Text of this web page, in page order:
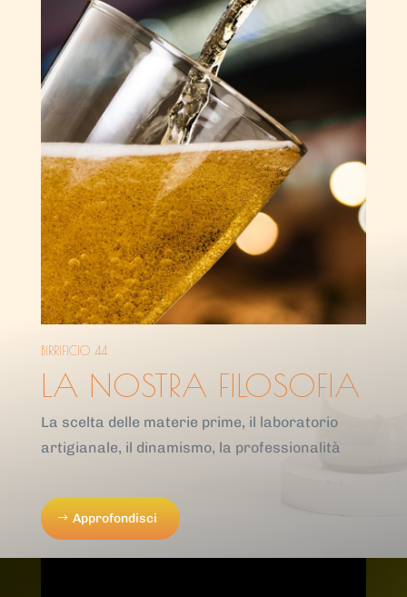
BIRRIFICIO 44
LA NOSTRA FILOSOFIA
La scelta delle materie prime, il laboratorio
artigianale, il dinamismo, la professionalità
Approfondisci